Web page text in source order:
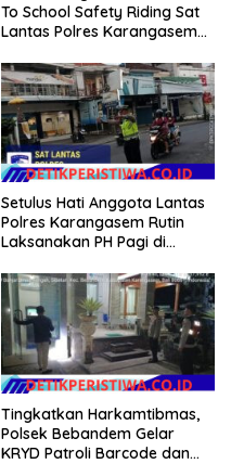
To School Safety Riding Sat
Lantas Polres Karangasem
Berkendara kepada Siswa
Siswi SMP N 6 Abang
Setulus Hati Anggota Lantas
Polres Karangasem Rutin
Laksanakan PH Pagi di
Tingkatkan Harkamtibmas,
Polsek Bebandem Gelar
KRYD Patroli Barcode dan